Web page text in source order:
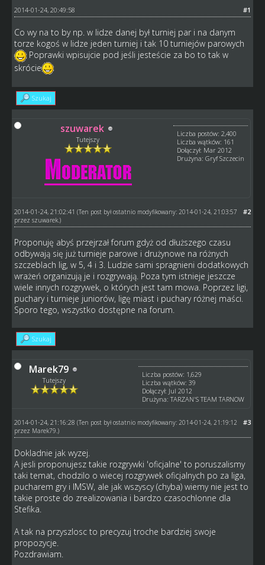
#1
2014-01-24, 20:49:58
Co wy na to by np. w lidze danej był turniej par i na danym
torze kogoś w lidze jeden turniej i tak 10 turniejów parowych
Poprawki wpisujcie pod jeśli jesteście za bo to tak w
skrócie
Szukaj
szuwarek
Tutejszy
Liczba postów: 2,400
Liczba wątków: 161
Dołączył: Mar 2012
Drużyna: Gryf Szczecin
#2
2014-01-24, 21:02:41 (Ten post był ostatnio modyfikowany: 2014-01-24, 21:03:57
przez szuwarek.)
Proponuję abyś przejrzał forum gdyż od dłuższego czasu
odbywają się już turnieje parowe i drużynowe na różnych
szczeblach lig, w 5, 4 i 3. Ludzie sami spragnieni dodatkowych
wrażeń organizują je i rozgrywają. Poza tym istnieje jeszcze
wiele innych rozgrywek, o których jest tam mowa. Poprzez ligi,
puchary i turnieje juniorów, ligę miast i puchary różnej maści.
Sporo tego, wszystko dostępne na forum.
Szukaj
Marek79
Tutejszy
Liczba postów: 1,629
Liczba wątków: 39
Dołączył: Jul 2012
Drużyna: TARZAN'S TEAM TARNOW
#3
2014-01-24, 21:16:28 (Ten post był ostatnio modyfikowany: 2014-01-24, 21:19:12
przez Marek79.)
Dokladnie jak wyzej.
A jesli proponujesz takie rozgrywki 'oficjalne' to poruszalismy
taki temat, chodzilo o wiecej rozgrywek oficjalnych po za liga,
pucharem gry i IMSW, ale jak wszyscy (chyba) wiemy nie jest to
takie proste do zrealizowania i bardzo czasochlonne dla
Stefika.
A tak na przyszlosc to precyzuj troche bardziej swoje
propozycje.
Pozdrawiam.